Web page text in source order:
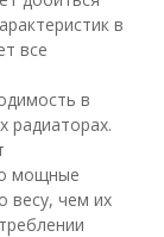
в
все
в
радиаторах.
мощные
весу, чем их